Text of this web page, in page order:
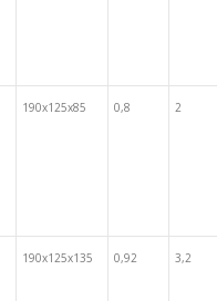
190x125x85 0,8 2
190x125x135 0,92 3,2